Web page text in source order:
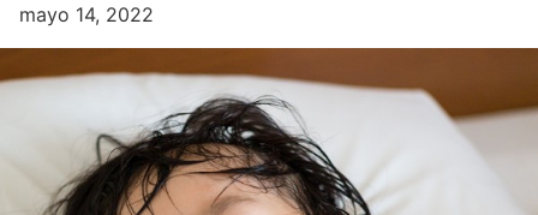
mayo 14, 2022